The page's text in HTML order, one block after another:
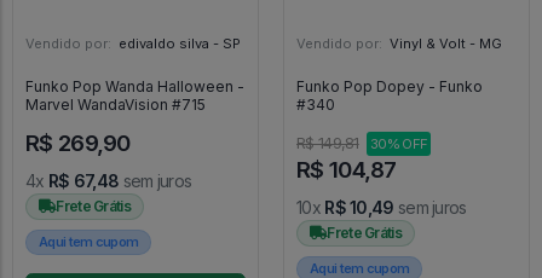
Vendido por: edivaldo silva - SP
Funko Pop Wanda Halloween -
Marvel WandaVision #715
R$ 269,90
4x R$ 67,48 sem juros
Frete Grátis
Aqui tem cupom
Vendido por: Vinyl & Volt - MG
Funko Pop Dopey - Funko
#340
R$ 149,81 30% OFF
R$ 104,87
10x R$ 10,49 sem juros
Frete Grátis
Aqui tem cupom